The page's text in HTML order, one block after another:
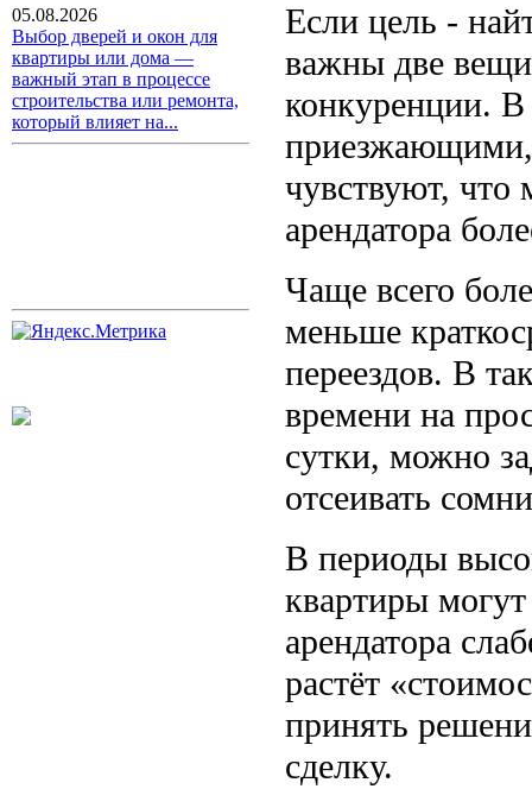
05.08.2026
Выбор дверей и окон для
квартиры или дома —
важный этап в процессе
строительства или ремонта,
который влияет на...
Если цель -
важны две
конкуренции.
приезжающими,
чувствуют,
арендатора
Чаще всего
меньше
переездов. В
времени на
сутки, можно
отсеивать
В периоды
квартиры
арендатора
растёт
принять
сделку.